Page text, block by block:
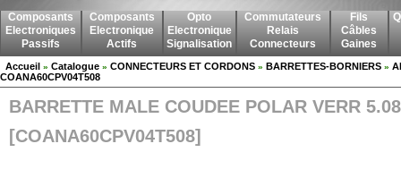
Composants
Electroniques
Passifs
Composants
Electronique
Actifs
Opto
Electronique
Signalisation
Commutateurs
Relais
Connecteurs
Fils
Câbles
Gaines
Accueil » Catalogue » CONNECTEURS ET CORDONS » BARRETTES-BORNIERS »
COANA60CPV04T508
BARRETTE MALE COUDEE POLAR VERR
[COANA60CPV04T508]